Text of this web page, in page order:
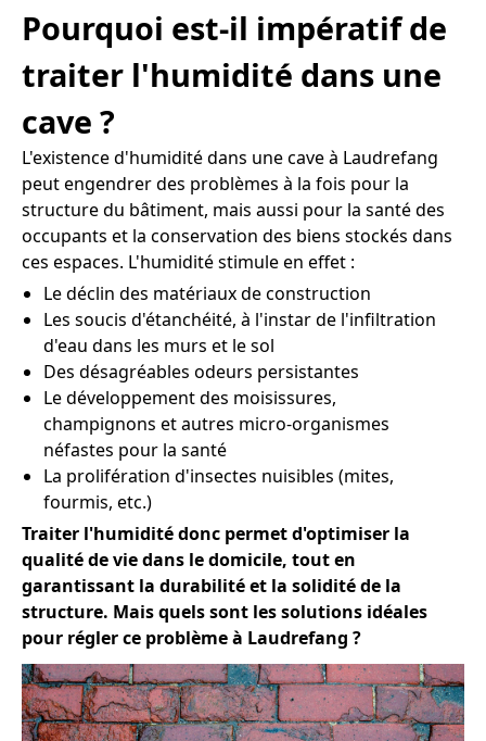
Pourquoi est-il impératif de
traiter l'humidité dans une
cave ?
L'existence d'humidité dans une cave à Laudrefang
peut engendrer des problèmes à la fois pour la
structure du bâtiment, mais aussi pour la santé des
occupants et la conservation des biens stockés dans
ces espaces. L'humidité stimule en effet :
Le déclin des matériaux de construction
Les soucis d'étanchéité, à l'instar de l'infiltration
d'eau dans les murs et le sol
Des désagréables odeurs persistantes
Le développement des moisissures,
champignons et autres micro-organismes
néfastes pour la santé
La prolifération d'insectes nuisibles (mites,
fourmis, etc.)
Traiter l'humidité donc permet d'optimiser la
qualité de vie dans le domicile, tout en
garantissant la durabilité et la solidité de la
structure. Mais quels sont les solutions idéales
pour régler ce problème à Laudrefang ?